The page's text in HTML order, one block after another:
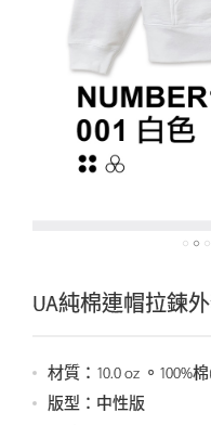
UA純棉連帽拉鍊
材質：10.0 oz 。100%
版型：中性版